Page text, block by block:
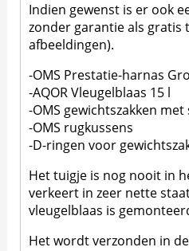
Indien gewenst is er ook
zonder garantie als gratis
afbeeldingen).
-OMS Prestatie-harnas
-AQOR Vleugelblaas 15 l
-OMS gewichtszakken
-OMS rugkussens
-D-ringen voor
Het tuigje is nog nooit in
verkeert in zeer nette
vleugelblaas is
Het wordt verzonden in